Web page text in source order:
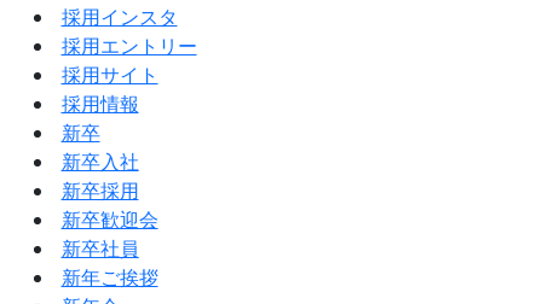
採用インスタ
採用エントリー
採用サイト
採用情報
新卒
新卒入社
新卒採用
新卒歓迎会
新卒社員
新年ご挨拶